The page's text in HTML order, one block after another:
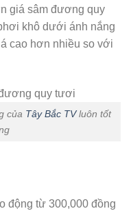
giá sâm đương quy
khô dưới ánh nắng
cao hơn nhiều so với
của Tây Bắc TVluôn tốt
động từ 300,000 đồng